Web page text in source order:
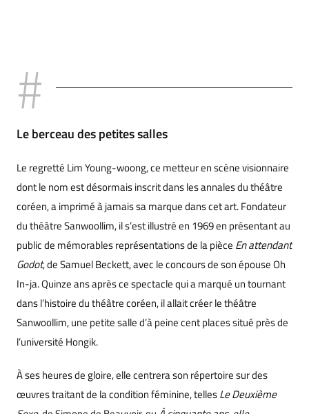
Le berceau des petites salles
Le regretté Lim Young-woong, ce metteur en scène visionnaire
dont le nom est désormais inscrit dans les annales du théâtre
coréen, a imprimé à jamais sa marque dans cet art. Fondateur
du théâtre Sanwoollim, il s’est illustré en 1969 en présentant au
public de mémorables représentations de la pièce En attendant
Godot, de Samuel Beckett, avec le concours de son épouse Oh
In-ja. Quinze ans après ce spectacle qui a marqué un tournant
dans l’histoire du théâtre coréen, il allait créer le théâtre
Sanwoollim, une petite salle d’à peine cent places situé près de
l’université Hongik.
À ses heures de gloire, elle centrera son répertoire sur des
œuvres traitant de la condition féminine, tellesLe Deuxième